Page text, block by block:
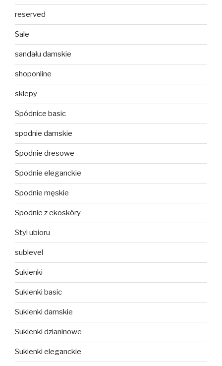
reserved
Sale
sandału damskie
shoponline
sklepy
Spódnice basic
spodnie damskie
Spodnie dresowe
Spodnie eleganckie
Spodnie męskie
Spodnie z ekoskóry
Styl ubioru
sublevel
Sukienki
Sukienki basic
Sukienki damskie
Sukienki dzianinowe
Sukienki eleganckie